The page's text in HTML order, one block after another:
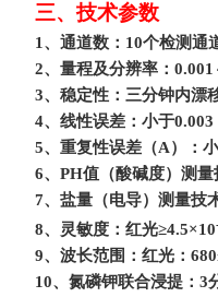
三、技术参数
1 、通道数：10个检测通
2、量程及分辨率：0.001
3、稳定性：三分钟内漂
4、线性误差：小于0.003
5、重复性误差（A）：
6、PH值（酸碱度）
7、盐量（电导）测量
8、灵敏度：红光≥4.5×10
9、波长范围：红光：
10、氮磷钾联合浸提：3